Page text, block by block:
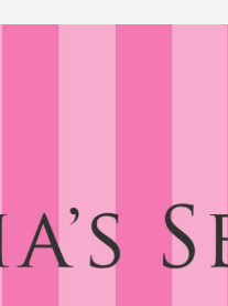
БІЗНЕС НОВИНИ
Саудівська
виділить 38